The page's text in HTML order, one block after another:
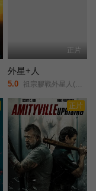
正片
外星+人
5.0 祖宗膠戰外星人(港)/外星+人1/외계인/시간의 칼/Alien Part.1/Alienoid/Alien + People: Part 1/
正片